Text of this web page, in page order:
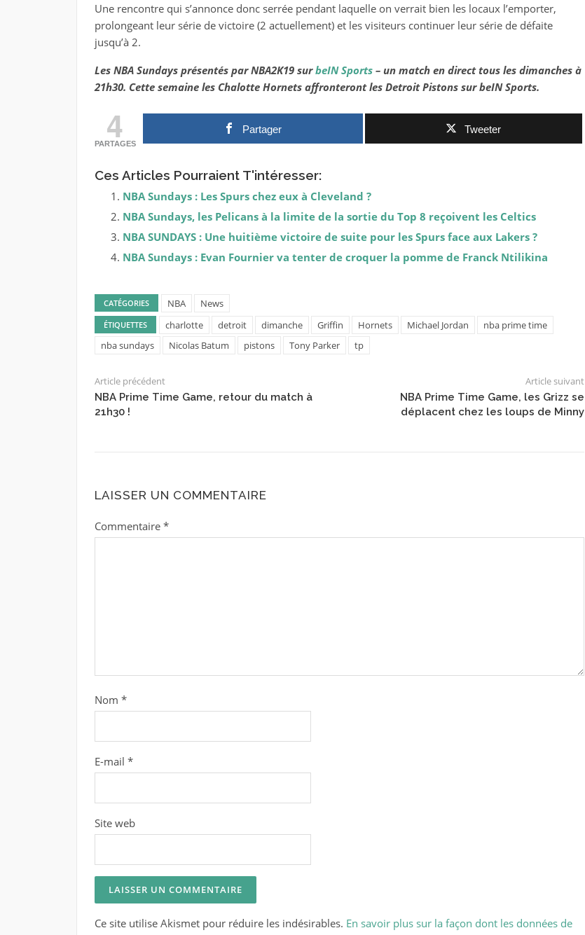
Une rencontre qui s’annonce donc serrée pendant laquelle on verrait bien les locaux l’emporter,
prolongeant leur série de victoire (2 actuellement) et les visiteurs continuer leur série de défaite
jusqu’à 2.
Les NBA Sundays présentés par NBA2K19 surbeIN Sports– un match en direct tous les dimanches à
21h30. Cette semaine les Chalotte Hornets affronteront les Detroit Pistons sur beIN Sports.
4
PARTAGES
Partager Tweeter
Ces Articles Pourraient T'intéresser:
NBA Sundays : Les Spurs chez eux à Cleveland ?
NBA Sundays, les Pelicans à la limite de la sortie du Top 8 reçoivent les Celtics
NBA SUNDAYS : Une huitième victoire de suite pour les Spurs face aux Lakers ?
NBA Sundays : Evan Fournier va tenter de croquer la pomme de Franck Ntilikina
CATÉGORIES NBA News
ÉTIQUETTES charlotte detroit dimanche Griffin Hornets Michael Jordan
nba prime time
nba sundays
Nicolas Batum pistons Tony Parker tp
Article précédent
NBA Prime Time Game, retour du match à
21h30 !
Article suivant
NBA Prime Time Game, les Grizz se
déplacent chez les loups de Minny
LAISSER UN COMMENTAIRE
Commentaire *
Nom *
E-mail *
Site web
Ce site utilise Akismet pour réduire les indésirables. En savoir plus sur la façon dont les données de